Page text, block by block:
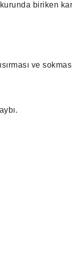
biriken
ve